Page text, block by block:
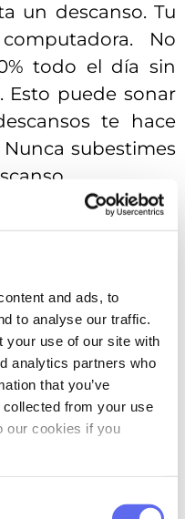
and ads, to
to analyse our traffic.
your use of our site with
analytics partners who
that you’ve
collected from your use
our cookies if you
un descanso. Tu
No
todo el día sin
Esto puede sonar
te hace
subestimes
de cocina con
= tomate en
porque es
de atención
concentrarse
sin que su
papilla. ¿Pero 25